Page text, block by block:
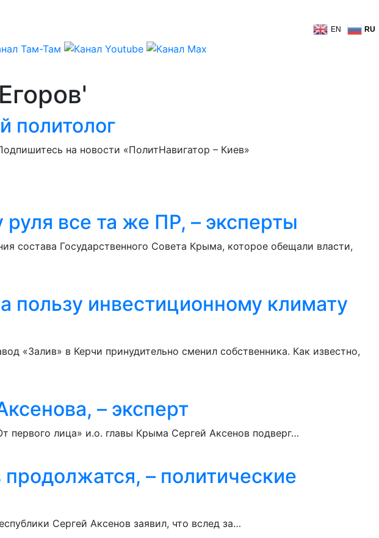
EN RU
политолог
на новости «ПолитНавигатор – Киев»
все та же ПР, – эксперты
состава Государственного Совета Крыма, которое обещали власти,
пользу инвестиционному климату
«Залив» в Керчи принудительно сменил собственника. Как известно,
– эксперт
лица» и.о. главы Крыма Сергей Аксенов подверг…
– политические
Сергей Аксенов заявил, что вслед за…